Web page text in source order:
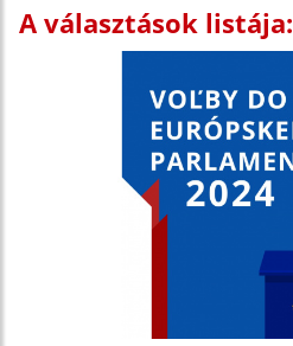
A választások listája: